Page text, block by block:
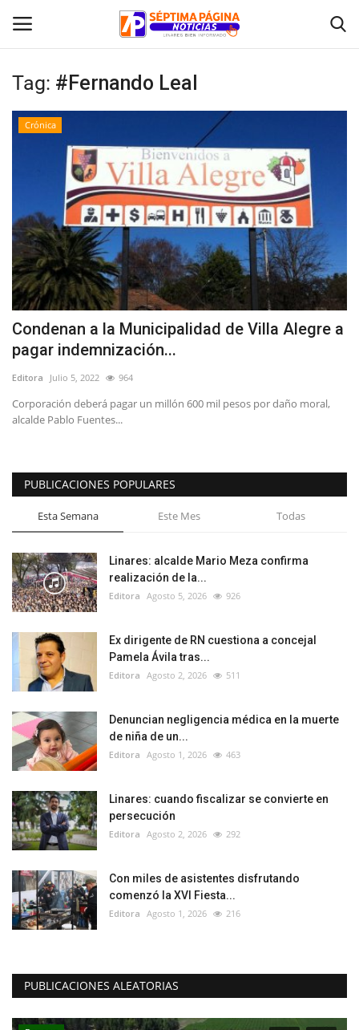
Inicio
Tribunales
Deporte
Política
Espectáculos
Tag: #Fernando Leal
Crónica
Condenan a la Municipalidad de Villa Alegre a
pagar indemnización...
Editora Julio 5, 2022 964
Corporación deberá pagar un millón 600 mil pesos por daño moral,
alcalde Pablo Fuentes...
PUBLICACIONES POPULARES
Esta Semana Este Mes Todas
Linares: alcalde Mario Meza confirma
realización de la...
Editora Agosto 5, 2026 926
Ex dirigente de RN cuestiona a concejal
Pamela Ávila tras...
Editora Agosto 2, 2026 511
Denuncian negligencia médica en la muerte
de niña de un...
Editora Agosto 1, 2026 463
Linares: cuando fiscalizar se convierte en
persecución
Editora Agosto 2, 2026 292
Con miles de asistentes disfrutando
comenzó la XVI Fiesta...
Editora Agosto 1, 2026 216
PUBLICACIONES ALEATORIAS